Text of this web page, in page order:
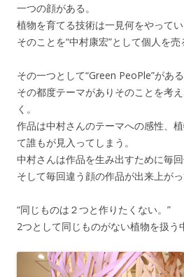
一つの顔がある。
植物を育てる技術は一見何をやってい
そのことを“中村康宏”として個人を売
その一つとして“Green PeoPle”がある
その都度テーマがありそのことを考
く。
作品は中村さんのテーマへの感性、
て誰もが見入ってしまう。
中村さんは作品を生み出すために毎回
そして毎回違う顔の作品が出来上がっ
“同じものは２つと作りたくない。”
2つとして同じものがない植物を扱う